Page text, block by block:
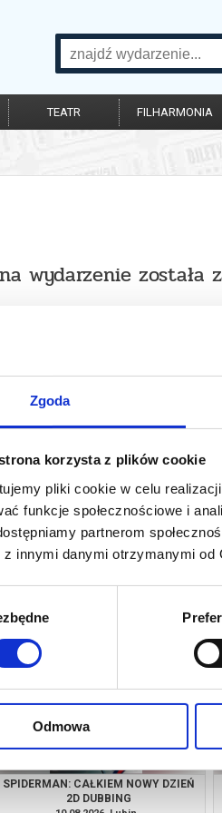
Zgoda
korzysta z plików cookie
pliki cookie w celu realizacji
funkcje społecznościowe i
partnerom
z innymi danymi otrzymanymi
Odmowa
TEATR FILHARMONIA
wydarzenie została
SPIDERMAN: CAŁKIEM NOWY DZIEŃ
kup bilet
SPIDERMAN: CAŁKIEM NOWY DZIEŃ
2D DUBBING